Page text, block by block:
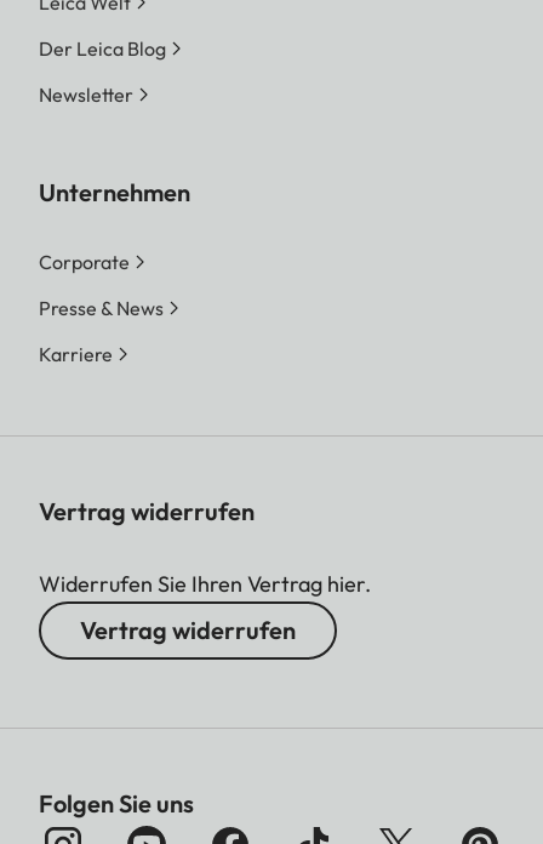
Der Leica Blog
Newsletter
Unternehmen
Corporate
Presse & News
Karriere
Vertrag widerrufen
Widerrufen Sie Ihren Vertrag hier.
Vertrag widerrufen
Folgen Sie uns